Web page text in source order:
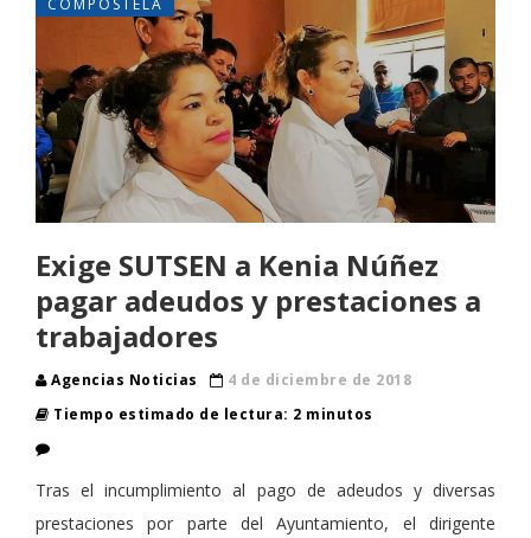
COMPOSTELA
Exige SUTSEN a Kenia Núñez
pagar adeudos y prestaciones a
trabajadores
Agencias Noticias
4 de diciembre de 2018
Tiempo estimado de lectura: 2 minutos
Tras el incumplimiento al pago de adeudos y diversas
prestaciones por parte del Ayuntamiento, el dirigente